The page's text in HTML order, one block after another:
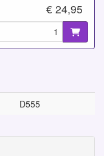
€ 24,95
D555